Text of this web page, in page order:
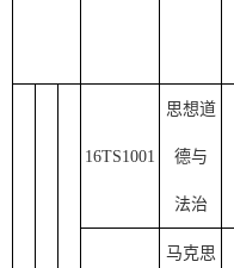
16TS1001
思想道
德与
法治
马克思